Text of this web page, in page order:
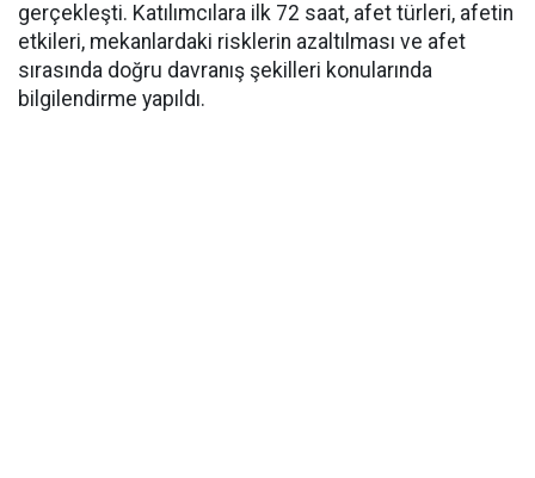
gerçekleşti. Katılımcılara ilk 72 saat, afet türleri, afetin
etkileri, mekanlardaki risklerin azaltılması ve afet
sırasında doğru davranış şekilleri konularında
bilgilendirme yapıldı.